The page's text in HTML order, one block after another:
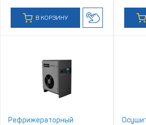
В КОРЗИНУ
Рефрижераторный